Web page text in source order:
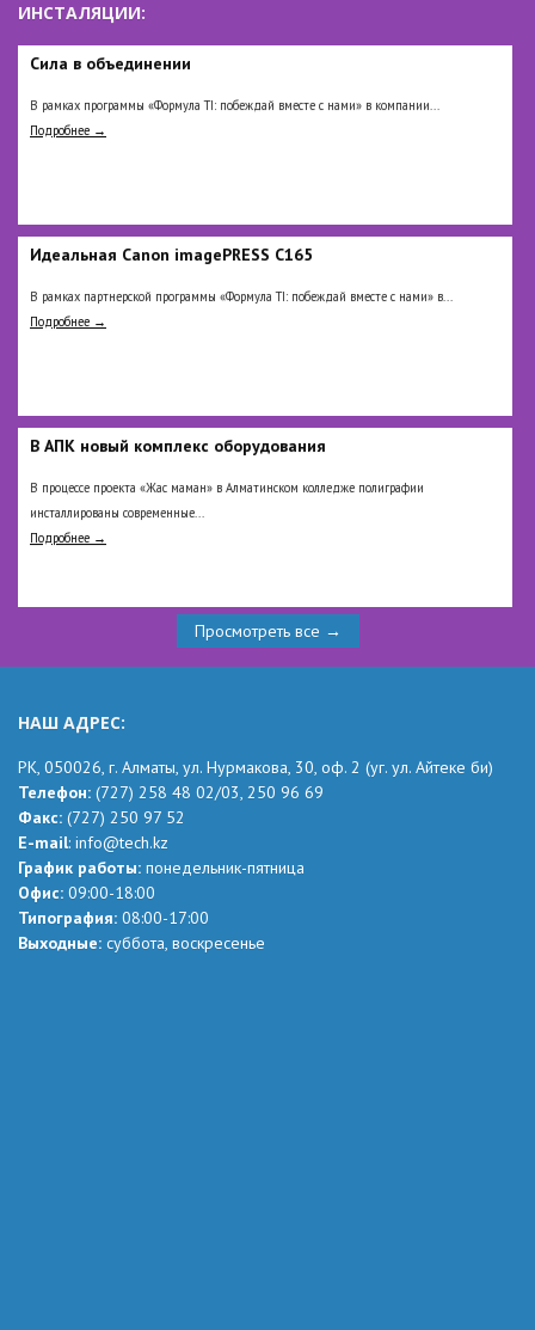
ИНСТАЛЯЦИИ:
Сила в объединении
В рамках программы «Формула TI: побеждай вместе с нами» в компании...
Подробнее →
Идеальная Сanon imagePRESS C165
В рамках партнерской программы «Формула TI: побеждай вместе с нами» в...
Подробнее →
В АПК новый комплекс оборудования
В процессе проекта «Жас маман» в Алматинском колледже полиграфии
инсталлированы современные...
Подробнее →
Просмотреть все →
НАШ АДРЕС:
РК, 050026, г. Алматы, ул. Нурмакова, 30, оф. 2 (уг. ул. Айтеке би)
Телефон: (727) 258 48 02/03, 250 96 69
Факс: (727) 250 97 52
Е-mail: info@tech.kz
График работы: понедельник-пятница
Офис: 09:00-18:00
Типография: 08:00-17:00
Выходные: суббота, воскресенье